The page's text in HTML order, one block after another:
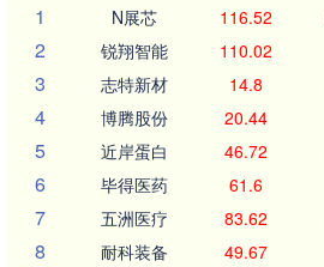
1
N展芯 116.52
2 锐翔智能 110.02
3 志特新材 14.8
4 博腾股份 20.44
5 近岸蛋白 46.72
6 毕得医药 61.6
7 五洲医疗 83.62
8 耐科装备 49.67